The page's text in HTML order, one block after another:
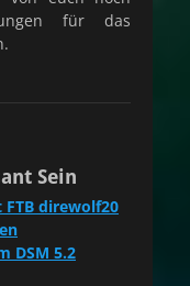
für das
Sein
direwolf20
DSM 5.2